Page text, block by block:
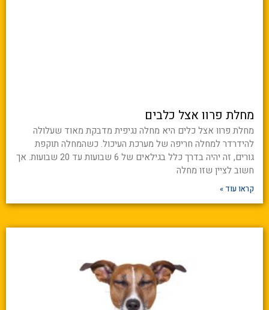
מחלת פרוו אצל כלבים
מחלת פרוו אצל כלים היא מחלה נגיפית מדבקת מאוד שעלולה
להידרדר למחלה חריפה של מערכת העיכול. כשהמחלה תוקפת
גורים, זה יהיה בדרך כלל בגילאים של 6 שבועות עד 20 שבועות. אך
חשוב לציין שזו מחלה
קראו עוד »